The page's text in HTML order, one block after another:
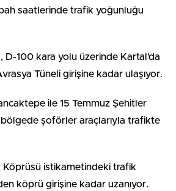
saatlerinde trafik yoğunluğu
D-100 kara yolu üzerinde Kartal’da
Tüneli girişine kadar ulaşıyor.
ile 15 Temmuz Şehitler
bölgede şoförler araçlarıyla trafikte
Köprüsü istikametindeki trafik
köprü girişine kadar uzanıyor.